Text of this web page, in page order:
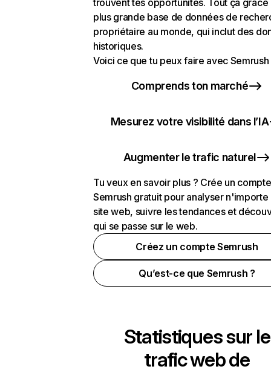
trouvent tes opportunités. Tout ça grâce
plus grande base de données de
propriétaire au monde, qui inclut des
historiques.
Voici ce que tu peux faire avec Semrush
Comprends ton marché
Mesurez votre visibilité dans l’IA
Augmenter le trafic naturel
Tu veux en savoir plus ? Crée un compte
Semrush gratuit pour analyser n'importe
site web, suivre les tendances et
qui se passe sur le web.
Créez un compte Semrush
Qu’est-ce que Semrush ?
Statistiques sur le
trafic web de